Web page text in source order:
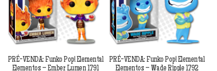
PRÉ-VENDA: Funko Pop! Elemental
Elementos – Ember Lumen 1791
PRÉ-VENDA: Funko Pop! Elemental
Elementos – Wade Ripple 1792